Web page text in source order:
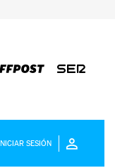
INICIAR SESIÓN